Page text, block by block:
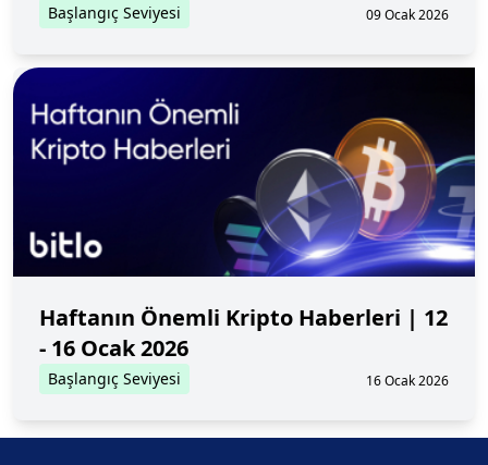
Başlangıç Seviyesi 09 Ocak 2026
Haftanın Önemli Kripto Haberleri | 12
- 16 Ocak 2026
Başlangıç Seviyesi 16 Ocak 2026